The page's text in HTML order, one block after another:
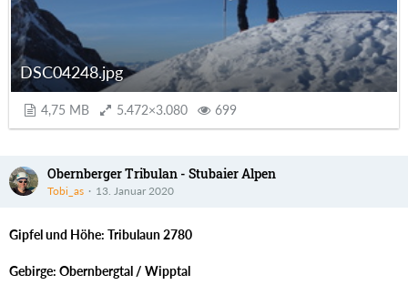
DSC04248.jpg
4,75 MB 5.472×3.080 699
Obernberger Tribulan - Stubaier Alpen
Tobi_as 13. Januar 2020
Gipfel und Höhe: Tribulaun 2780
Gebirge: Obernbergtal / Wipptal